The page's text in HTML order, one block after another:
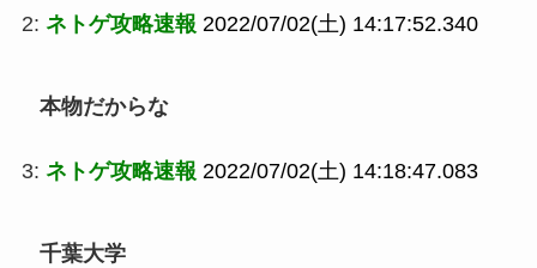
2: ネトゲ攻略速報 2022/07/02(土) 14:17:52.340
本物だからな
3: ネトゲ攻略速報 2022/07/02(土) 14:18:47.083
千葉大学